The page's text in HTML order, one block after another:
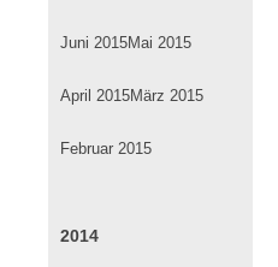
Juni 2015Mai 2015
April 2015März 2015
Februar 2015
2014